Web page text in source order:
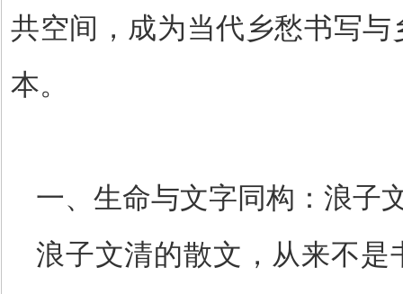
共空间，成为当代乡愁书写
本。
一、生命与文字同构：浪子
浪子文清的散文，从来不是